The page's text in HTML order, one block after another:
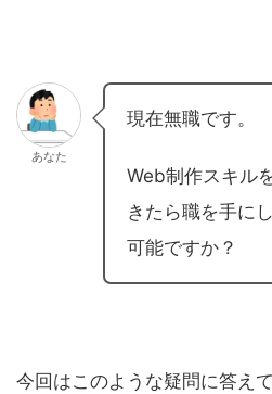
あなた
現在無職です。
Web制作スキル
きたら職を手に
可能ですか？
今回はこのような疑問に答えて